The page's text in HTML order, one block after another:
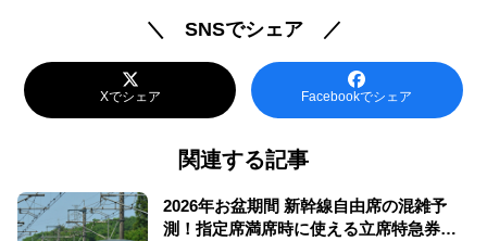
＼ SNSでシェア ／
Xでシェア Facebookでシェア
関連する記事
2026年お盆期間 新幹線自由席の混雑予
測！指定席満席時に使える立席特急券も